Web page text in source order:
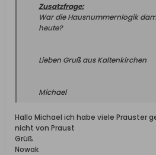
Zusatzfrage:
War die Hausnummernlogik
heute?
Lieben Gruß aus Kaltenkirchen
Michael
Hallo Michael ich habe viele Prauster
nicht von Praust
Grüß
Nowak